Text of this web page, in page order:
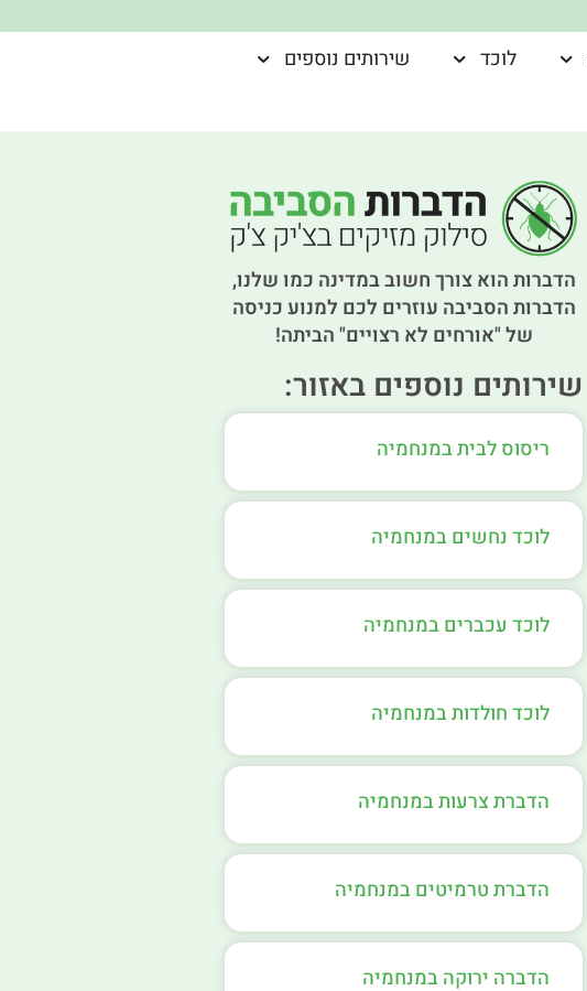
לוכד
שירותים נוספים
הדברות הוא צורך חשוב במדינה כמו שלנו,
הדברות הסביבה עוזרים לכם למנוע כניסה
של "אורחים לא רצויים" הביתה!
שירותים נוספים באזור:
ריסוס לבית במנחמיה
לוכד נחשים במנחמיה
לוכד עכברים במנחמיה
לוכד חולדות במנחמיה
הדברת צרעות במנחמיה
הדברת טרמיטים במנחמיה
הדברה ירוקה במנחמיה